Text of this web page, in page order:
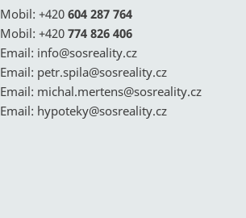
Mobil: +420 604 287 764
Mobil: +420 774 826 406
Email: info@sosreality.cz
Email: petr.spila@sosreality.cz
Email: michal.mertens@sosreality.cz
Email: hypoteky@sosreality.cz